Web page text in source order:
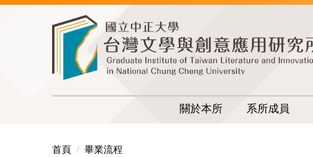
關於本所 系所成員
首頁 畢業流程